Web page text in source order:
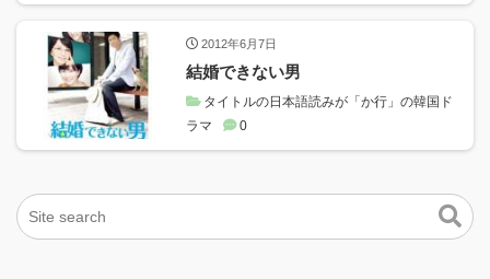
2012年6月7日
結婚できない男
タイトルの日本語読みが「か行」の韓国ド
ラマ
0